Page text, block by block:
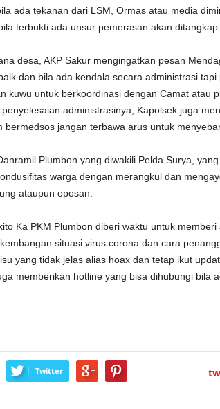
ada tekanan dari LSM, Ormas atau media
terbukti ada unsur pemerasan akan ditangkap.
desa, AKP Sakur mengingatkan pesan
dan bila ada kendala secara administrasi
kuwu untuk berkoordinasi dengan Camat atau
administrasinya, Kapolsek juga
bermedsos jangan terbawa arus untuk
Plumbon yang diwakili Pelda Surya,
warga dengan merangkul dan
ataupun oposan.
Ka PKM Plumbon diberi waktu untuk
situasi virus corona dan cara
yang tidak jelas alias hoax dan tetap ikut
memberikan hotline yang bisa dihubungi bila
Twitter